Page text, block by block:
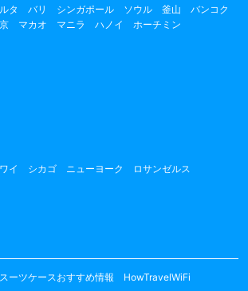
タ バリ シンガポール ソウル 釜山
バンコク
マカオ マニラ ハノイ
ホーチミン
イ シカゴ ニューヨーク
ロサンゼルス
スーツケースおすすめ情報 HowTravelWiFi